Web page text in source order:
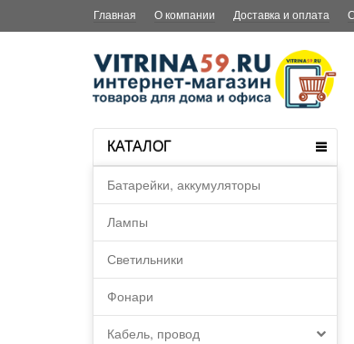
Главная О компании Доставка и оплата
КАТАЛОГ
Батарейки, аккумуляторы
Лампы
Светильники
Фонари
Кабель, провод